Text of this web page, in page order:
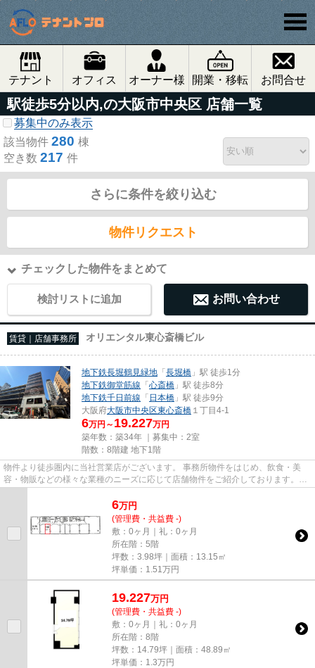
テナント オフィス オーナー様 開業・移転 お問合せ
駅徒歩5分以内,の大阪市中央区 店舗一覧
募集中のみ表示
該当物件 280 棟
空き数 217 件
さらに条件を絞り込む
物件リクエスト
チェックした物件をまとめて
検討リストに追加 お問い合わせ
賃貸｜店舗事務所 オリエンタル東心斎橋ビル
地下鉄長堀鶴見緑地 「長堀橋 」駅 徒歩1分
地下鉄御堂筋線 「心斎橋 」駅 徒歩8分
地下鉄千日前線 「 日本橋 」駅 徒歩9分
大阪府大阪市中央区東心斎橋 １丁目4-1
6万円～ 19.227万円
築年数：築34年 ｜募集中： 2室
階数：8階建 地下1階
物件より徒歩圏内に当社営業店がございます。 事務所物件をはじめ、飲食・美
容・物販などの様々な業種のニーズに応じて店舗物件をご紹介しております。
尚、弊社ではおとり広告は一切...
6万円
(管理費・共益費 -)
敷：0ヶ月｜礼：0ヶ月
所在階：5階
坪数：3.98坪｜面積：13.15㎡
坪単価： 1.51 万円
19.227万円
(管理費・共益費 -)
敷：0ヶ月｜礼：0ヶ月
所在階：8階
坪数：14.79坪｜面積：48.89㎡
坪単価： 1.3万円